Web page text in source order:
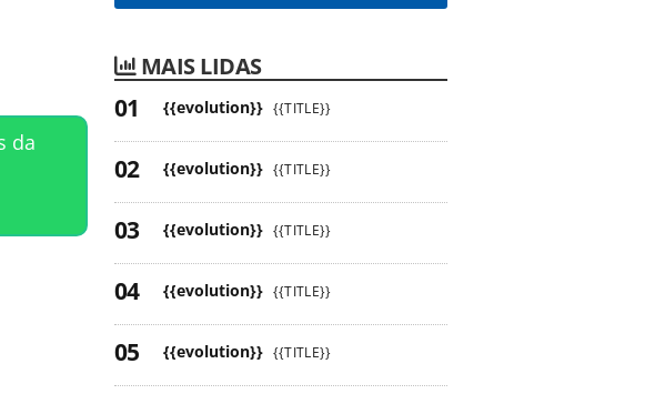
da
MAIS LIDAS
{{evolution}} {{TITLE}}
{{evolution}} {{TITLE}}
{{evolution}} {{TITLE}}
{{evolution}} {{TITLE}}
{{evolution}} {{TITLE}}